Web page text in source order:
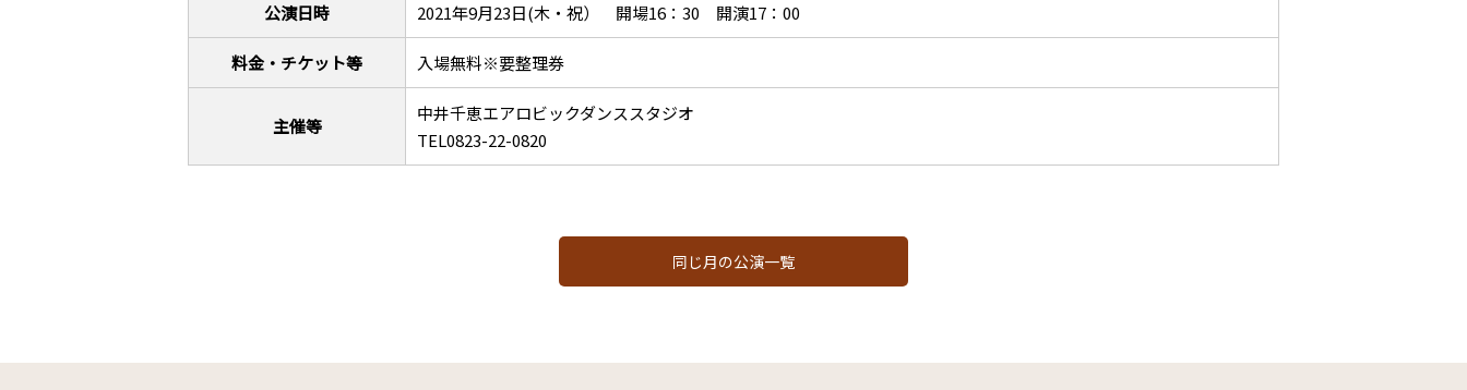
公演日時 2021年9月23日(木・祝） 開場16：30 開演17：00
料金・チケット等 入場無料※要整理券
主催等
中井千恵エアロビックダンススタジオ
TEL0823-22-0820
同じ月の公演一覧